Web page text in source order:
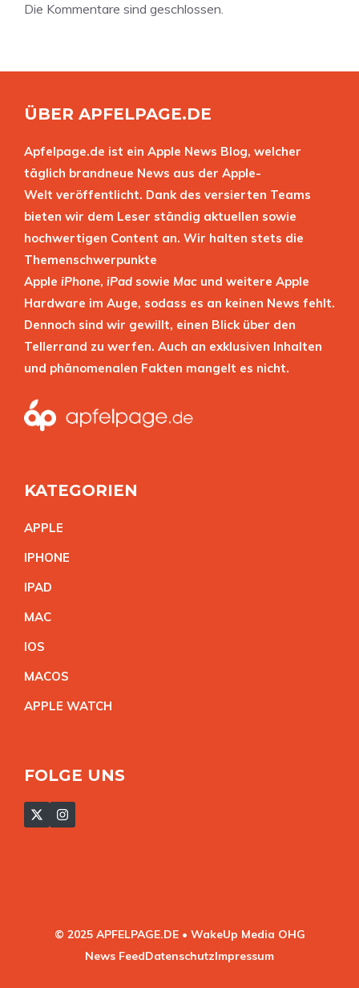
Die Kommentare sind geschlossen.
ÜBER APFELPAGE.DE
Apfelpage.de ist ein Apple News Blog, welcher
täglich brandneue News aus der Apple-
Welt veröffentlicht. Dank des versierten Teams
bieten wir dem Leser ständig aktuellen sowie
hochwertigen Content an. Wir halten stets die
Themenschwerpunkte
Apple iPhone, iPad sowie Mac und weitere Apple
Hardware im Auge, sodass es an keinen News fehlt.
Dennoch sind wir gewillt, einen Blick über den
Tellerrand zu werfen. Auch an exklusiven Inhalten
und phänomenalen Fakten mangelt es nicht.
KATEGORIEN
APPLE
IPHONE
IPAD
MAC
IOS
MACOS
APPLE WATCH
FOLGE UNS
© 2025 APFELPAGE.DE • WakeUp Media OHG
News FeedDatenschutzImpressum